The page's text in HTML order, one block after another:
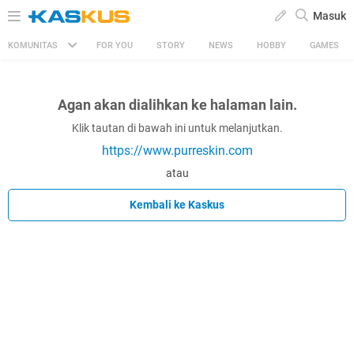
Masuk
KOMUNITAS FOR YOU STORY NEWS HOBBY GAMES
Agan akan dialihkan ke halaman lain.
Klik tautan di bawah ini untuk melanjutkan.
https://www.purreskin.com
atau
Kembali ke Kaskus